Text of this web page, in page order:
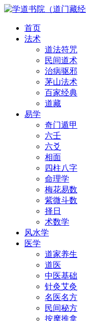
首页
法术
道法符咒
民间道术
治病驱邪
茅山法术
百家经典
道藏
易学
奇门遁甲
六壬
六爻
相面
四柱八字
命理学
梅花易数
紫微斗数
择日
术数学
风水学
医学
道家养生
道医
中医基础
针灸艾灸
名医名方
民间秘方
按摩推拿